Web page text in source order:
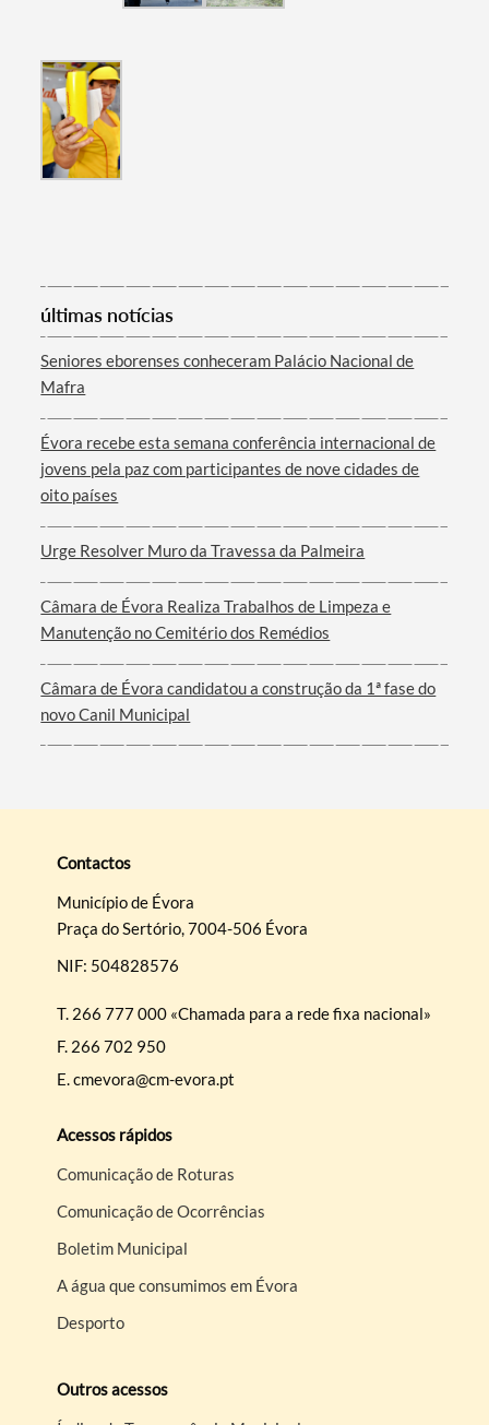
últimas notícias
Seniores eborenses conheceram Palácio Nacional de
Mafra
Évora recebe esta semana conferência internacional de
jovens pela paz com participantes de nove cidades de
oito países
Urge Resolver Muro da Travessa da Palmeira
Câmara de Évora Realiza Trabalhos de Limpeza e
Manutenção no Cemitério dos Remédios
Câmara de Évora candidatou a construção da 1ª fase do
novo Canil Municipal
Contactos
Município de Évora
Praça do Sertório, 7004-506 Évora
NIF: 504828576
T. 266 777 000 «Chamada para a rede fixa nacional»
F. 266 702 950
E.cmevora@cm-evora.pt
Acessos rápidos
Comunicação de Roturas
Comunicação de Ocorrências
Boletim Municipal
A água que consumimos em Évora
Desporto
Outros acessos